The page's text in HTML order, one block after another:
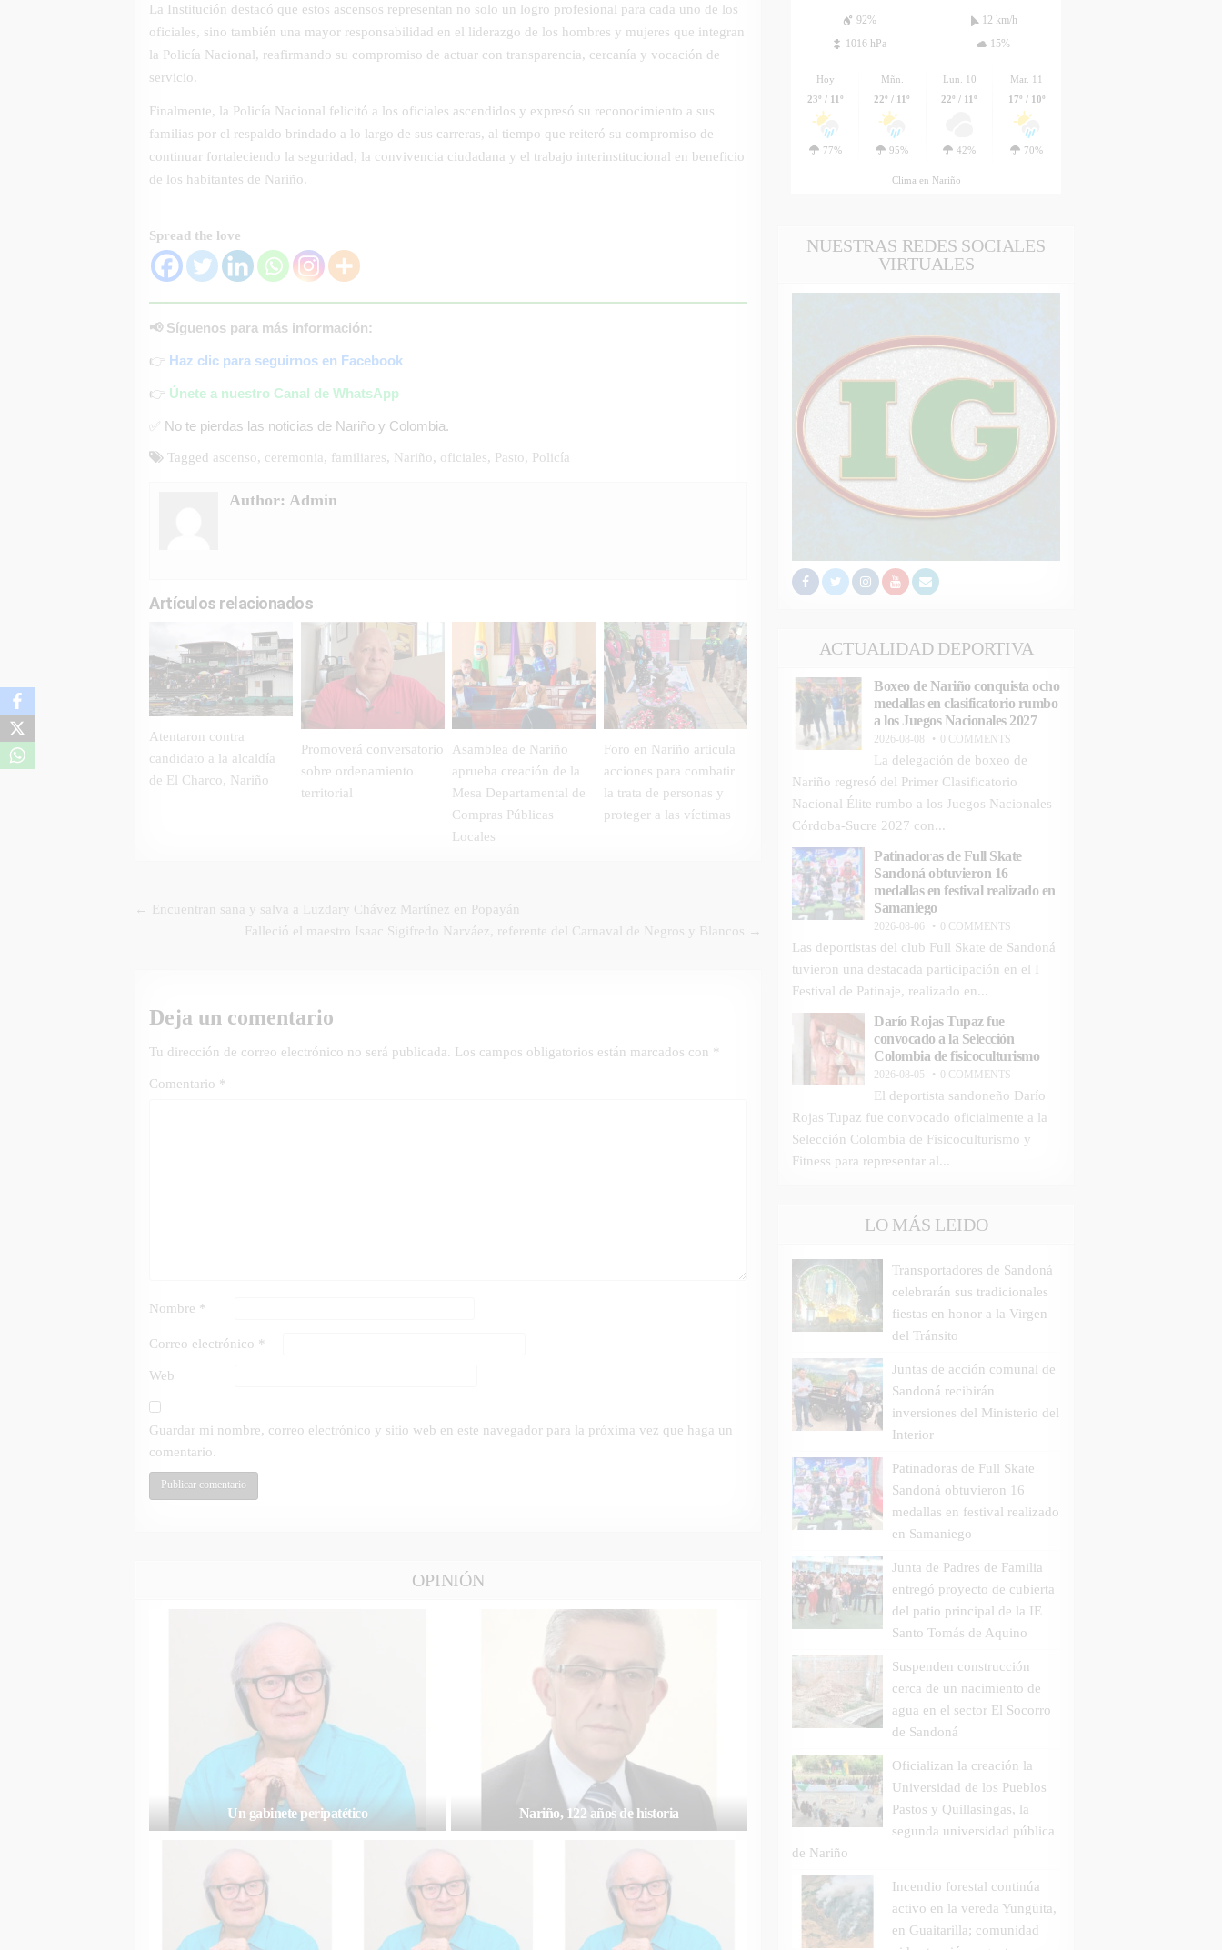
La Institución destacó que estos ascensos representan no solo un logro profesional para cada uno de los
oficiales, sino también una mayor responsabilidad en el liderazgo de los hombres y mujeres que integran
la Policía Nacional, reafirmando su compromiso de actuar con transparencia, cercanía y vocación de
servicio.
Finalmente, la Policía Nacional felicitó a los oficiales ascendidos y expresó su reconocimiento a sus
familias por el respaldo brindado a lo largo de sus carreras, al tiempo que reiteró su compromiso de
continuar fortaleciendo la seguridad, la convivencia ciudadana y el trabajo interinstitucional en beneficio
de los habitantes de Nariño.
Spread the love
📢 Síguenos para más información:
👉 Haz clic para seguirnos en Facebook
👉 Únete a nuestro Canal de WhatsApp
✅ No te pierdas las noticias de Nariño y Colombia.
Tagged ascenso, ceremonia, familiares, Nariño, oficiales, Pasto, Policía
Author: Admin
Artículos relacionados
Atentaron contra
candidato a la alcaldía
de El Charco, Nariño
Promoverá conversatorio
sobre ordenamiento
territorial
Asamblea de Nariño
aprueba creación de la
Mesa Departamental de
Compras Públicas
Locales
Foro en Nariño articula
acciones para combatir
la trata de personas y
proteger a las víctimas
Navegación
← Encuentran sana y salva a Luzdary Chávez Martínez en Popayán
Falleció el maestro Isaac Sigifredo Narváez, referente del Carnaval de Negros y Blancos →
Deja un comentario
Tu dirección de correo electrónico no será publicada. Los campos obligatorios están marcados con *
Comentario *
Nombre *
Correo electrónico *
Web
Guardar mi nombre, correo electrónico y sitio web en este navegador para la próxima vez que haga un
comentario.
OPINIÓN
Un gabinete peripatético Nariño, 122 años de historia
92%
12 km/h
1016 hPa
15%
Hoy
23º / 11º
77%
Mñn.
22º / 11º
95%
Lun. 10
22º / 11º
42%
Mar. 11
17º / 10º
70%
Clima en Nariño
NUESTRAS REDES SOCIALES
VIRTUALES
ACTUALIDAD DEPORTIVA
Boxeo de Nariño conquista ocho
medallas en clasificatorio rumbo
a los Juegos Nacionales 2027
2026-08-08 0 COMMENTS
La delegación de boxeo de
Nariño regresó del Primer Clasificatorio
Nacional Élite rumbo a los Juegos Nacionales
Córdoba-Sucre 2027 con...
Patinadoras de Full Skate
Sandoná obtuvieron 16
medallas en festival realizado en
Samaniego
2026-08-06 0 COMMENTS
Las deportistas del club Full Skate de Sandoná
tuvieron una destacada participación en el I
Festival de Patinaje, realizado en...
Darío Rojas Tupaz fue
convocado a la Selección
Colombia de fisicoculturismo
2026-08-05 0 COMMENTS
El deportista sandoneño Darío
Rojas Tupaz fue convocado oficialmente a la
Selección Colombia de Fisicoculturismo y
Fitness para representar al...
LO MÁS LEIDO
Transportadores de Sandoná
celebrarán sus tradicionales
fiestas en honor a la Virgen
del Tránsito
Juntas de acción comunal de
Sandoná recibirán
inversiones del Ministerio del
Interior
Patinadoras de Full Skate
Sandoná obtuvieron 16
medallas en festival realizado
en Samaniego
Junta de Padres de Familia
entregó proyecto de cubierta
del patio principal de la IE
Santo Tomás de Aquino
Suspenden construcción
cerca de un nacimiento de
agua en el sector El Socorro
de Sandoná
Oficializan la creación la
Universidad de los Pueblos
Pastos y Quillasingas, la
segunda universidad pública
de Nariño
Incendio forestal continúa
activo en la vereda Yungüita,
en Guaitarilla; comunidad